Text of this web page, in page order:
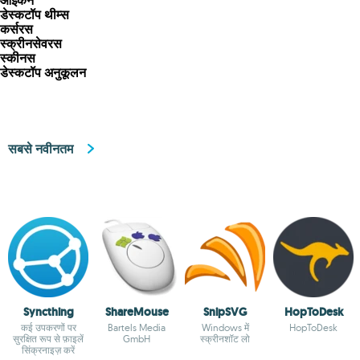
डेस्कटॉप थीम्स
कर्सरस
स्क्रीनसेवरस
स्कीनस
डेस्कटॉप अनुकूलन
सबसे नवीनतम
Syncthing
कई उपकरणों पर
सुरक्षित रूप से फ़ाइलें
सिंक्रनाइज़ करें
ShareMouse
Bartels Media
GmbH
SnipSVG
Windows में
स्क्रीनशॉट लो
HopToDesk
HopToDesk